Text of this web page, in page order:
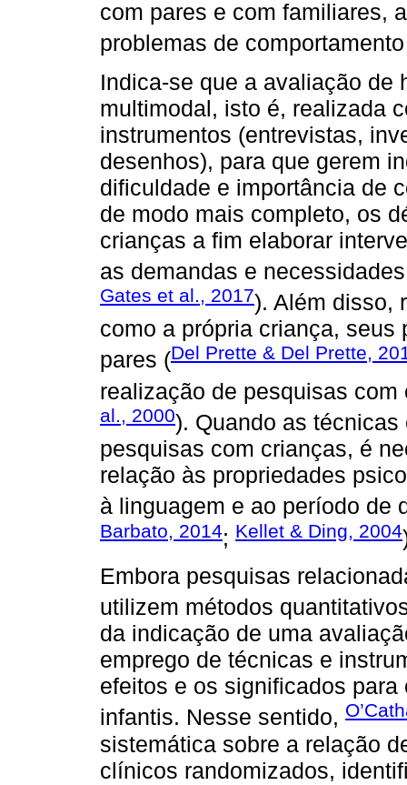
com pares e com familiares,
problemas de
Indica-se que a avaliação de
multimodal, isto é, realizada
instrumentos (entrevistas,
desenhos), para que gerem
dificuldade e importância de
de modo mais completo, os
crianças a fim elaborar
as demandas e
Gates et al., 2017). Além disso,
como a própria criança,
pares (Del Prette & Del Prette,
realização de pesquisas
al., 2000). Quando as
pesquisas com crianças, é
relação às propriedades
à linguagem e ao período de
Barbato, 2014; Kellet & Ding, 2004
Embora pesquisas
utilizem métodos
da indicação de uma
emprego de técnicas e
efeitos e os significados
infantis. Nesse sentido,
sistemática sobre a relação
clínicos randomizados,